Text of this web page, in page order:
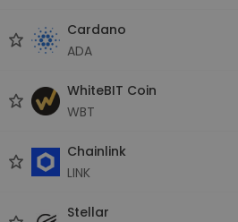
Cardano
ADA
WhiteBIT Coin
WBT
Chainlink
LINK
Stellar